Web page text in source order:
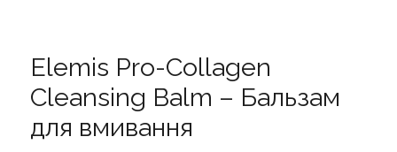
Elemis Pro-Collagen
Cleansing Balm – Бальзам
для вмивання